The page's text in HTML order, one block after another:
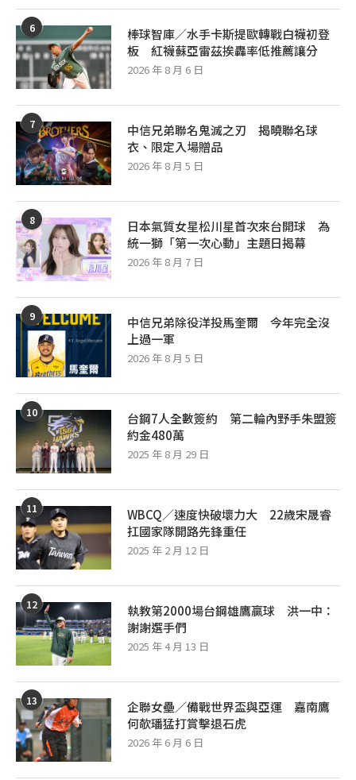
6
棒球智庫／水手卡斯提歐轉戰白襪初登
板 紅襪蘇亞雷茲挨轟率低推薦讓分
2026 年 8 月 6 日
7
中信兄弟聯名鬼滅之刃 揭曉聯名球
衣、限定入場贈品
2026 年 8 月 5 日
8
日本氣質女星松川星首次來台開球 為
統一獅「第一次心動」主題日揭幕
2026 年 8 月 7 日
9
中信兄弟除役洋投馬奎爾 今年完全沒
上過一軍
2026 年 8 月 5 日
10
台鋼7人全數簽約 第二輪內野手朱盟簽
約金480萬
2025 年 8 月 29 日
11
WBCQ／速度快破壞力大 22歲宋晟睿
扛國家隊開路先鋒重任
2025 年 2 月 12 日
12
執教第2000場台鋼雄鷹贏球 洪一中：
謝謝選手們
2025 年 4 月 13 日
13
企聯女壘／備戰世界盃與亞運 嘉南鷹
何欹璠猛打賞擊退石虎
2026 年 6 月 6 日